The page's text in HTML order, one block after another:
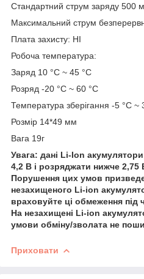
Стандартний струм заряду 500
Максимальний струм
Плата захисту: НІ
Робоча температура:
Заряд 10 °C ~ 45 °C
Розряд -20 °C ~ 60 °C
Температура зберігання -5 °C ~
Розмір 14*49 мм
Вага 19г
Увага: дані Li-Ion
4,2 В і розряджати нижче 2,75
Порушення цих умов
незахищеного Li-ion
враховуйте ці обмеження під
На незахищені Li-ion
умови обміну/зволата не
Приховати